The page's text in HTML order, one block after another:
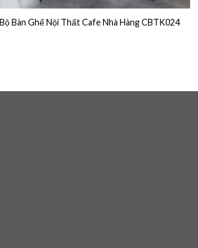
Bộ Bàn Ghế Nội Thất Cafe Nhà Hàng CBTK024